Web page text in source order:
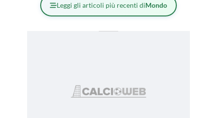
Leggi gli articoli più recenti diMondo